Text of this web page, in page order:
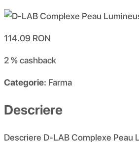
114.09 RON
2 %cashback
Categorie: Farma
Descriere
Descriere D-LAB Complexe Peau